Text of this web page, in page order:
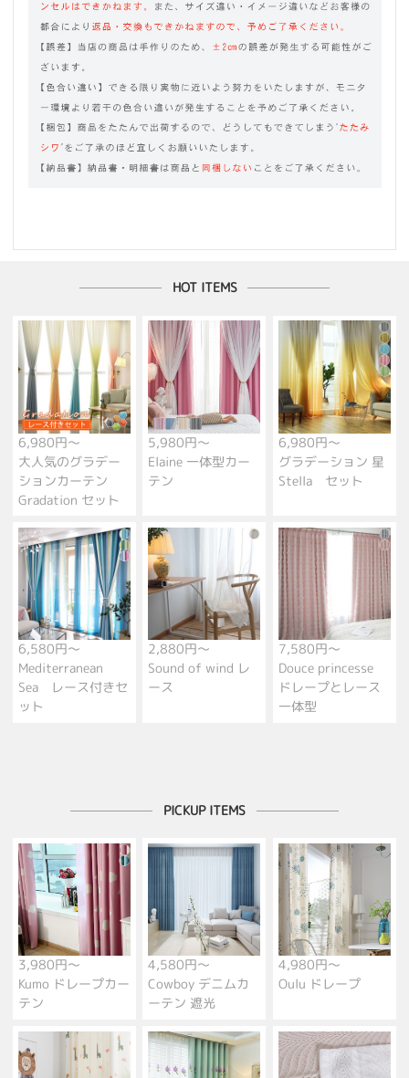
HOT ITEMS
6,980円～
大人気のグラデー
ションカーテン
Gradation セット
5,980円～
Elaine 一体型カー
テン
6,980円～
グラデーション 星
Stella セット
6,580円～
Mediterranean
Sea レース付きセ
ット
2,880円～
Sound of wind レ
ース
7,580円～
Douce princesse
ドレープとレース
一体型
PICKUP ITEMS
3,980円～
Kumo ドレープカー
テン
4,580円～
Cowboy デニムカ
ーテン 遮光
4,980円～
Oulu ドレープ